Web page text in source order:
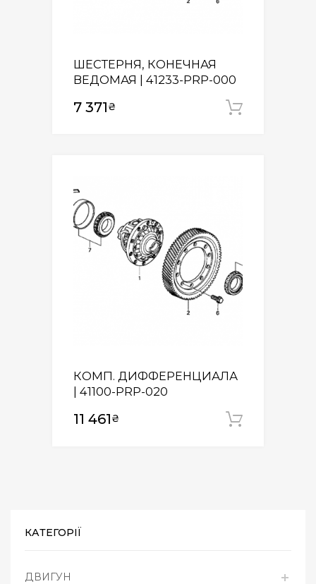
ШЕСТЕРНЯ, КОНЕЧНАЯ
ВЕДОМАЯ | 41233-PRP-000
7 371₴
КОМП. ДИФФЕРЕНЦИАЛА
| 41100-PRP-020
11 461₴
КАТЕГОРІЇ
ДВИГУН